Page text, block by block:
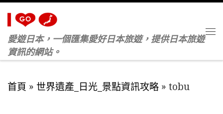
Skip to content
愛遊日本，一個匯集愛好日本旅遊，提供日本旅遊
資訊的網站。
首頁 » 世界遺產_日光_景點資訊攻略 » tobu